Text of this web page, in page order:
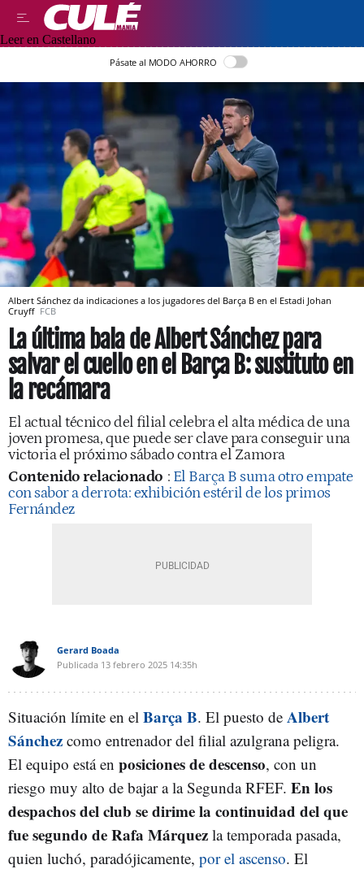
Leer en Castellano
Pásate al MODO AHORRO
Albert Sánchez da indicaciones a los jugadores del Barça B en el Estadi Johan
Cruyff FCB
La última bala de Albert Sánchez para
salvar el cuello en el Barça B: sustituto en
la recámara
El actual técnico del filial celebra el alta médica de una
joven promesa, que puede ser clave para conseguir una
victoria el próximo sábado contra el Zamora
Contenido relacionado : El Barça B suma otro empate
con sabor a derrota: exhibición estéril de los primos
Fernández
Gerard Boada
Publicada 13 febrero 2025 14:35h
Situación límite en el Barça B. El puesto de Albert
Sánchez como entrenador del filial azulgrana peligra.
El equipo está en posiciones de descenso, con un
riesgo muy alto de bajar a la Segunda RFEF. En los
despachos del club se dirime la continuidad del que
fue segundo de Rafa Márquez la temporada pasada,
quien luchó, paradójicamente, por el ascenso. El